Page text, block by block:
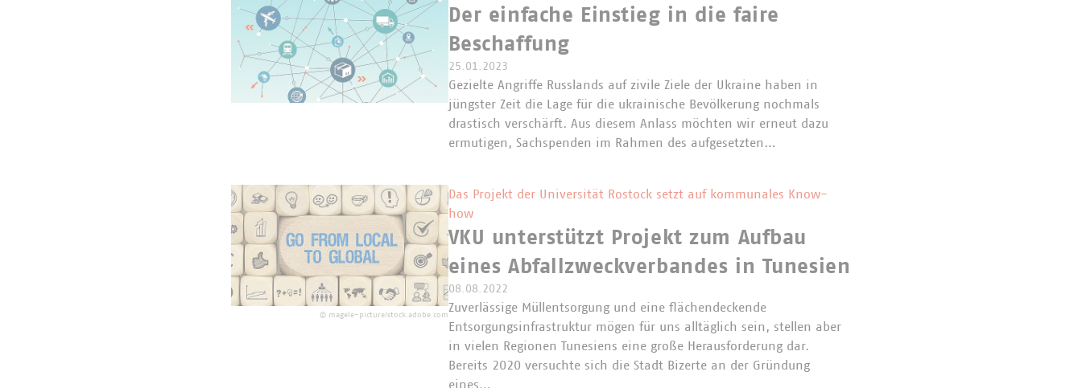
Der einfache Einstieg in die faire
Beschaffung
25.01.2023
Gezielte Angriffe Russlands auf zivile Ziele der Ukraine haben in
jüngster Zeit die Lage für die ukrainische Bevölkerung nochmals
drastisch verschärft. Aus diesem Anlass möchten wir erneut dazu
ermutigen, Sachspenden im Rahmen des aufgesetzten…
© magele-picture/stock.adobe.com
Das Projekt der Universität Rostock setzt auf kommunales Know-
how
VKU unterstützt Projekt zum Aufbau
eines Abfallzweckverbandes in Tunesien
08.08.2022
Zuverlässige Müllentsorgung und eine flächendeckende
Entsorgungsinfrastruktur mögen für uns alltäglich sein, stellen aber
in vielen Regionen Tunesiens eine große Herausforderung dar.
Bereits 2020 versuchte sich die Stadt Bizerte an der Gründung
eines…